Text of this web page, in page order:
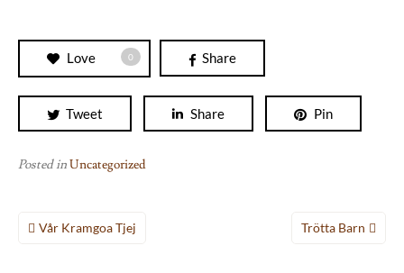
Love 0 Share
Tweet Share Pin
Posted inUncategorized
Inläggsnavigering
Vår Kramgoa Tjej Trötta Barn